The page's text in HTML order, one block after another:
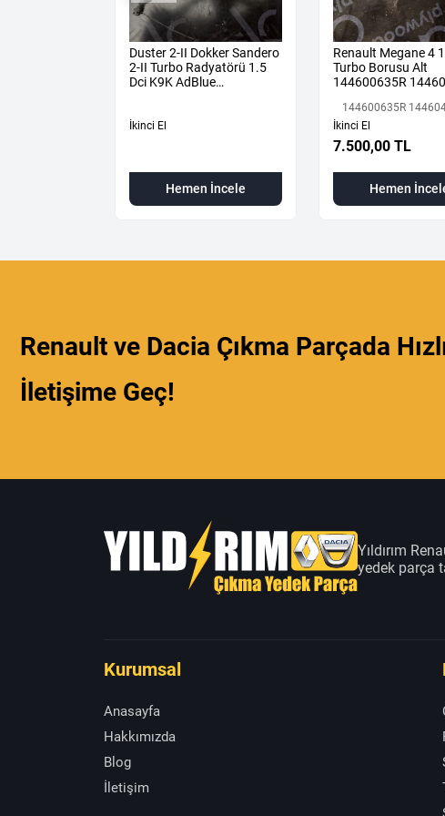
Duster 2-II Dokker Sandero
2-II Turbo Radyatörü 1.5
Dci K9K AdBlue
İkinci El
Hemen İncele
Renault Megane 4
Turbo Borusu Alt
144600635R
144600635R
İkinci El
7.500,00 TL
Hemen
Renault ve Dacia Çıkma Parçada
İletişime Geç!
Yıldırım
yedek parça
Kurumsal
Anasayfa
Hakkımızda
Blog
İletişim